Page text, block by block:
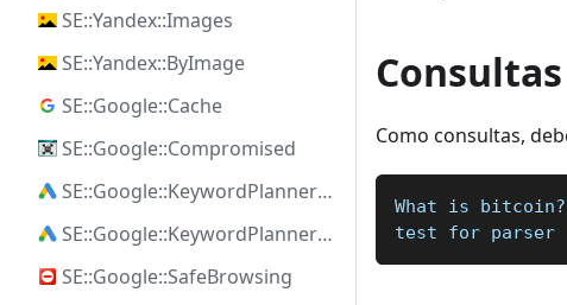
SE::Yandex::Images
SE::Yandex::ByImage
SE::Google::Cache
SE::Google::Compromised
SE::Google::KeywordPlanner::Ideas
SE::Google::KeywordPlanner::SearchVolume
SE::Google::SafeBrowsing
Consultas
Como consultas,
What is bitcoin?
test for parser